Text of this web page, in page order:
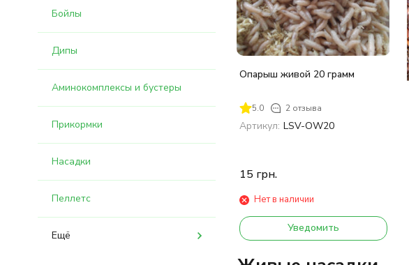
Опарыш живой 20 грамм
5.0 2 отзыва
Артикул: LSV-OW20
15 грн.
Нет в наличии
Уведомить
Бойлы
Дипы
Аминокомплексы и бустеры
Прикормки
Насадки
Пеллетс
Ещё